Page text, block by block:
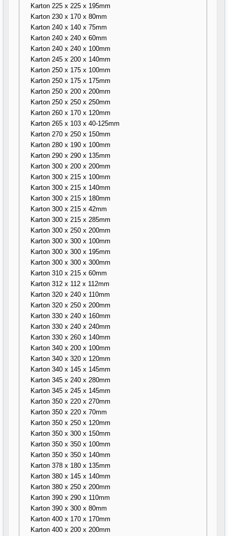
Karton 225 x 225 x 195mm
Karton 230 x 170 x 80mm
Karton 240 x 140 x 75mm
Karton 240 x 240 x 60mm
Karton 240 x 240 x 100mm
Karton 245 x 200 x 140mm
Karton 250 x 175 x 100mm
Karton 250 x 175 x 175mm
Karton 250 x 200 x 200mm
Karton 250 x 250 x 250mm
Karton 260 x 170 x 120mm
Karton 265 x 103 x 40-125mm
Karton 270 x 250 x 150mm
Karton 280 x 190 x 100mm
Karton 290 x 290 x 135mm
Karton 300 x 200 x 200mm
Karton 300 x 215 x 100mm
Karton 300 x 215 x 140mm
Karton 300 x 215 x 180mm
Karton 300 x 215 x 42mm
Karton 300 x 215 x 285mm
Karton 300 x 250 x 200mm
Karton 300 x 300 x 100mm
Karton 300 x 300 x 195mm
Karton 300 x 300 x 300mm
Karton 310 x 215 x 60mm
Karton 312 x 112 x 112mm
Karton 320 x 240 x 110mm
Karton 320 x 250 x 200mm
Karton 330 x 240 x 160mm
Karton 330 x 240 x 240mm
Karton 330 x 260 x 140mm
Karton 340 x 200 x 100mm
Karton 340 x 320 x 120mm
Karton 340 x 145 x 145mm
Karton 345 x 240 x 280mm
Karton 345 x 245 x 145mm
Karton 350 x 220 x 270mm
Karton 350 x 220 x 70mm
Karton 350 x 250 x 120mm
Karton 350 x 300 x 150mm
Karton 350 x 350 x 100mm
Karton 350 x 350 x 140mm
Karton 378 x 180 x 135mm
Karton 380 x 145 x 140mm
Karton 380 x 250 x 200mm
Karton 390 x 290 x 110mm
Karton 390 x 300 x 80mm
Karton 400 x 170 x 170mm
Karton 400 x 200 x 200mm